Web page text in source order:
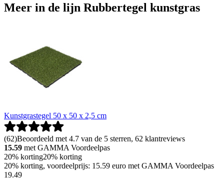
Meer in de lijn Rubbertegel kunstgras
Kunstgrastegel 50 x 50 x 2,5 cm
(62)Beoordeeld met 4.7 van de 5 sterren, 62 klantreviews
15.59 met GAMMA Voordeelpas
20% korting20% korting
20% korting, voordeelprijs: 15.59 euro met GAMMA Voordeelpas
19.49